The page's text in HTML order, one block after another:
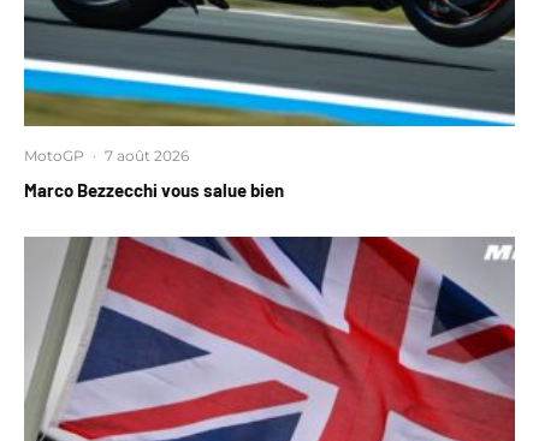
MotoGP · 7 août 2026
Marco Bezzecchi vous salue bien